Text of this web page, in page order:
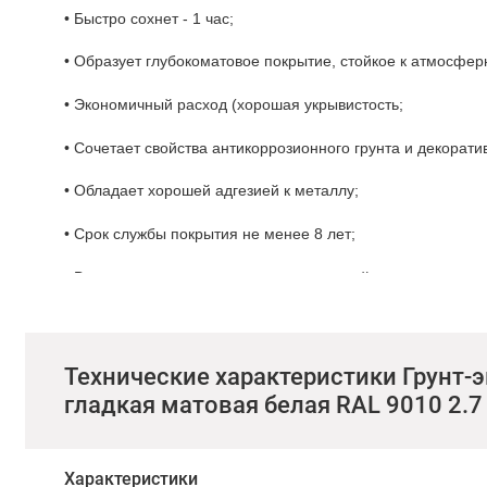
• Быстро сохнет - 1 час;
• Образует глубокоматовое покрытие, стойкое к
• Экономичный расход (хорошая укрывистость;
• Сочетает свойства антикоррозионного грунта и
• Обладает хорошей адгезией к металлу;
• Срок службы покрытия не менее 8 лет;
• Возможно нанесение при отрицательной температуре
Нанесение: Перед использованием грунт-эмаль
материал разбавляют растворителем в количествах
наносить в 2-3 слоя при температуре окружающей среды
Технические характеристики
гладкая матовая белая RAL 9010 2.7
Характеристики